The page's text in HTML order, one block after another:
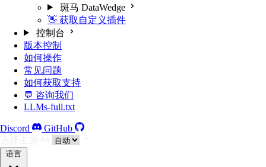
斑马 DataWedge
👋 获取自定义插件
控制台
版本控制
如何操作
常见问题
如何获取支持
💬 咨询我们
LLMs-full.txt
Discord
GitHub
语言